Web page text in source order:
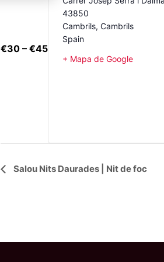
€30 – €45
43850
Cambrils, Cambrils
Spain
+ Mapa de Google
Navegació
Salou Nits Daurades | Nit de foc